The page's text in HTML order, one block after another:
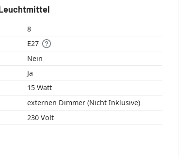
8
E27
Nein
Ja
15 Watt
externen Dimmer (Nicht Inklusive)
230 Volt